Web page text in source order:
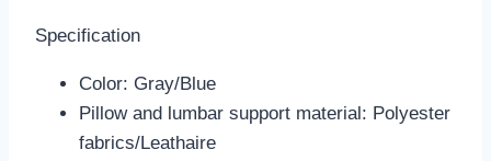
Specification
Color: Gray/Blue
Pillow and lumbar support material: Polyester
fabrics/Leathaire